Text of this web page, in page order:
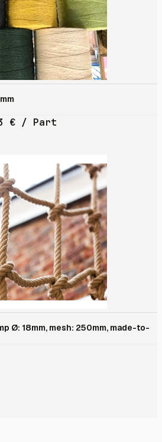
€ / Part
Ø: 18mm, mesh: 250mm, made-to-